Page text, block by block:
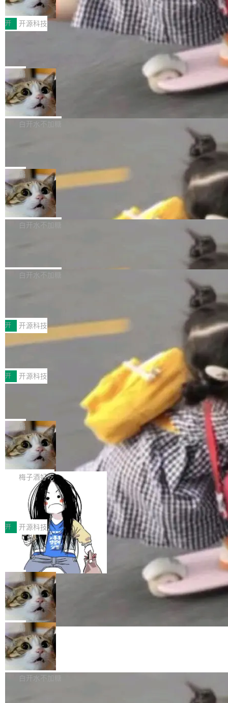
变体：Switchable...
那个创业公司。不同的是，这次它构建在 Cloudf
lare Workers 上——我花了九年时间搭建的平台
——并且深度集成了 AI。这基本上是我十年秘密
数据库，按名称寻址，复制到你自己的 S3 兼容
存储库里。节点之间只通过这个存储库协调——
没有控制平面，没有共识协议。每个对象自带一
个小型数据库，应用天然按分片构建，单个数据
库的竞争和爆炸半径问题在设计层面就被消除
了。 闲置的 cell 会休眠到几乎不占资源。当 cel
l 迁移或唤醒时，新宿主从 S3 恢复 SQLite 数据
库继续执行。存储库是持久化的唯一真相...
性能、流畅双第一，三星Galaxy Z系列
新折叠缺席
2026年7月的手机市场，由于存储等硬件成本暴
增，手机厂商的日子也不好过啊，新机速度明显
放缓，因此硝烟味淡了许多。新机参数规格除开
高价的三星折叠（三星Galaxy Z Fold8 Ultra / Z
Fold8 / Z Flip8）外，其余要么是中低端机器，
例如iQOO Z11i、REDMI Note 17、REDMI No
te 17 Pro、OPPO K15，要么是vivo X300 E这
样的次旗舰。 Galaxy Z Fold8 Ultra / Z Fold8 /
Z Flip8三款折叠屏新机均在7月22日发布，且全
部搭载骁龙8 Elite Gen5 for Galaxy，它们本该
开 开源科技
Zed 编辑器团队发布了新项目——DeltaDB，一
个在 git commit 之间记录每一次编辑操作的版
本控制系统。目前处于 Early Access 阶段。 De
ltaDB 的核心思路直接写在 landing page 最显
眼的位置：「Software is made between com
mits」——软件是在 commit 之间写出来的。git
是把这段空隙补上。 回退到任何一次编辑：Delt
aDB 捕获 commit 之间的每一次操作，...
局
SpaceXAI 单季资本开支达 183 亿美元
根据风险投资人Tomer Tunguz 博客（VC 分
析）披露的最新分析与第二季度业绩报告，Spac
微软同期总资本开支的四成。 与亚马逊、Alpha
bet、微软以及 Meta 等传统科技巨头相比，Spa
ceXAI的资金消耗速度尤为引人瞩目。然而，支
撑庞大支出的资金来源却呈现出截然不同的面
貌。数据显示，微软和 Meta 主要依托充沛的经
白开水不加糖
一个在终端里运行的编程 agent；Muse Spark
1.2，驱动这个 agent 的新模型。一句话概括：
你可以用 curl -fsSL https://dev.meta.ai/install.
sh | bash 安装一个能在大项目里自动规划、写
代码、验证结果的 AI 终端工具。 据介绍，Muse
个主 agent 循环，外加一组后台 agent。这些后
局
美团开源 LoHoSearch，用知识图谱校
准 AI 能力认知
机器出题的前提，是让机器拥有全局视野。整个
构建流程可以分为四个环节：建图 → 控制难度
白开水不加糖
库，并将作为transport接入Mooncake TENT。
MPComm将作为一种传输引擎接入Mooncake T
ENT，实现零拷贝传输性能提升30%、非零拷贝
传输性能最高提升5倍。UCL-MPComm底层基
于自研UCL-Engine通信引擎，后续腾讯网平将
持续开源更多基于UCL-Engine的高性能通信组
件。 腾讯网平团队在UCL-MPComm中实现了一
个独立于业务线程的全局通信引擎（Engine），
白开水不加糖
型案例入选名单》，深信服“面向企业研发场景的
开源 AI 编程平台 CoStrict 应用”凭借卓越的技术
创新与落地成效成功入选。 全链路私有化部署，
助力企业AI研发安全落地 当前，越来越多企业已
经开始引入 AI Coding 工具，通过调用公有云模
型或企业内部部署模型提升研发效率。但随着 AI
Coding 从个人辅助工具逐步走向团队级、组织
级应用，企业在规模化落地过程中，对安全性、
可控性和代码质量提出了更高要求。 首先是数据
安全与合规要求。对于大多数普通研发场景，公
有云模型能够满足快速试用和效率提升的需求。
但对于金融、能源、医疗等对数据安全要求较...
开 开源科技
深信服AI算力网关入选工信部人工智能
前不久，工业和信息化部正式发布《2025年人工
智能应用典型案例名单》，集中展示人工智能在
各领域的应用成果，覆盖技术底座、行业赋能、
产品应用、支撑保障、专题等五大方向。深信服
AI算力网关（AI创新平台）成功入选！ 随着各行
各业的Agent走向规模化建设，算力构成形态逐
渐丰富，用户关注的重点也在发生变化：不只是
让AI用起来，还要进一步看清混合算力时代下，
Token花在哪里、算力是否被充分利用，以及持
续增长的AI成本该如何优化。 深信服AI算力网关
正是围绕这些实际问题，从Token治理和成本治
理两个方面，让用户的每一份算力都看得清、管
得住、用得稳、省得下、更安全！ 一、从现在开
始，Token使用一目...
开 开源科技
Jeff Dean 离开 Google：一个时代的结
束，一个实验室的开始
Google 员工编号 20。MapReduce 作者之一。
Bigtable 作者之一。TensorFlow 的作者之一。
Gemini 的架构师。Google 首席科学家。 Jeff D
ean 在 Google 工作了 27 年后，宣布离职。 他
不是一个人走。一同离开的还有 Sanjay Ghema
wat（Google 员工编号 23，Jeff Dean 二十多
年的编程搭档，MapReduce 和 Bigtable 的共同
作者）、Quoc Le（Google 大脑核心成员，Se
q2Seq 和 DocAI 的共同发明人）以及 Oriol Vin
yals（Gemini 联合负责人，AlphaSta...
局
🔥 SolonCode v2026.8.4 发布：界面
字体可调、22 种语言、记忆搜索增强
打开终端就能上岗的全中文编码智能体，这一轮
把「看得清、用母语、记得住」三件事一次补
齐。 SolonCode 是什么 SolonCode 是杭州无
耳科技研发的企业级终端编码智能体——一位全
中文驱动的数字员工，自主理解需求、规划步
骤、编写代码。不挑模型、不挑平台，curl 一行
装完即用。 开源地址：Gitee · GitCode · GitHu
b 安装 支持 Java 8+（8~26）、macOS / Linu
x / Windows / Harmony PC。 # macOS / Linu
x / Harmony PC curl -fsSL https://solon.noea
r.org/solon...
梅子酒好吃
让“代码语义理解”深度释放AI Coding
价值潜能：华为云码道（CodeArts）
代码仓技术解析
一、代码仓深度理解技术的作用与价值 在软件工
程实践中，代码仓是企业核心知识资产的主要载
体。企业级代码仓库通常包含数十万乃至数百万
个文件，其规模远超单次模型调用可承载的上下
文窗口。随着项目规模的持续扩张与代码历史的
不断累积，代码仓中的模块关系、接口契约、业
务逻辑等关键信息往往分散于数十乃至数百个文
件之中，形成高度复杂的知识关联网络。传统的
代码检索手段（如关键词匹配、目录遍历）仅能
在语法层面完成文本定位，难以触及代码的语义
内涵与结构关联，导致开发者使用代码智能体在
理解大规模代码仓时面临显著"代码仓理解"瓶
颈。 代码仓深度理解服务（以下简称" CodeBas
e深度理解服务"）是华为云码道（CodeA...
开 开源科技
一条“删库”命令跑 17 小时，算法工程
师删光 89TB 数据只为干私活
最高人民检察院8月4日公布了一起案件：北京一
名90后算法工程师王某，为了给自己接的私活腾
服务器空间，删光了公司AI游戏部门的全部核心
数据。 王某2024年1月入职东城区某科技公司AI
短剧部门，有互联网大厂背景。在公司内部架构
调整期间，部门三次通知全员将数据从A集群迁
移到B集群，王某都回复了"收到"。 他没有迁移
数据。2024年9月3日下午4点，他使用此前登录
的账号密码进入A集群，输入了一条被程序员圈
称为"删库跑路"的命令——最高管理员权限、无
局
Cloudflare 分享推理优化实践：KV ca
che 量化 + 权重压缩，吞吐量提升 4
1%，成本降 30%
Kimi 和 GLM 是当前最强的大模型系列之一，但
它们有一个共同的问题：太吃显存了。月之暗面
的 Kimi K 系列和智谱的 GLM 都是长上下文、M
oE 架构的大模型，好用到让人上瘾，但 GPU 显
存永远不够用。 Cloudflare 的 Workers AI 团队
一直在跑这些模型的推理。他们在官方博客上发
局
腾讯混元 Hy ASR3.0preview 发布
腾讯混元正式推出新一代语音识别模型 Hy ASR
3.0preview。基于最新一代大语言模型 Hy3 的
白开水不加糖